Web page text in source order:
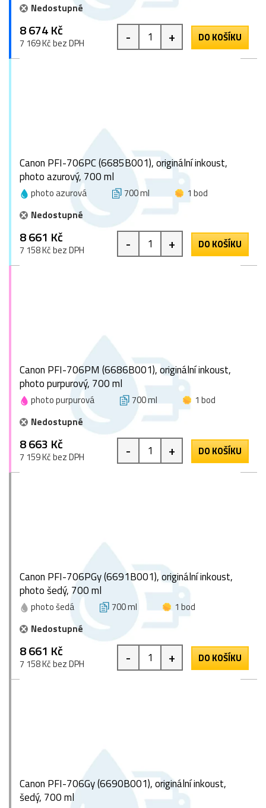
Nedostupné
8 674 Kč
7 169 Kč bez DPH - + DO KOŠÍKU
Canon PFI-706PC (6685B001), originální inkoust,
photo azurový, 700 ml
photo azurová 700 ml
1 bod
Nedostupné
8 661 Kč
7 158 Kč bez DPH - + DO KOŠÍKU
Canon PFI-706PM (6686B001), originální inkoust,
photo purpurový, 700 ml
photo purpurová 700 ml
1 bod
Nedostupné
8 663 Kč
7 159 Kč bez DPH - + DO KOŠÍKU
Canon PFI-706PGy (6691B001), originální inkoust,
photo šedý, 700 ml
photo šedá 700 ml
1 bod
Nedostupné
8 661 Kč
7 158 Kč bez DPH - + DO KOŠÍKU
Canon PFI-706Gy (6690B001), originální inkoust,
šedý, 700 ml